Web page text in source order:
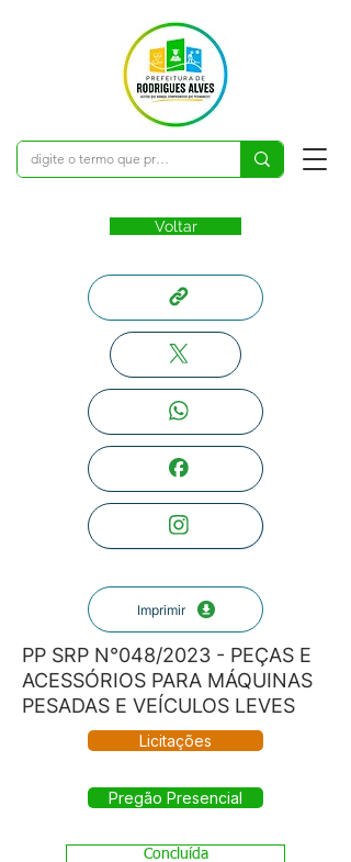
Voltar
Imprimir
PP SRP N°048/2023 - PEÇAS E
ACESSÓRIOS PARA MÁQUINAS
PESADAS E VEÍCULOS LEVES
Licitações
Pregão Presencial
Concluída